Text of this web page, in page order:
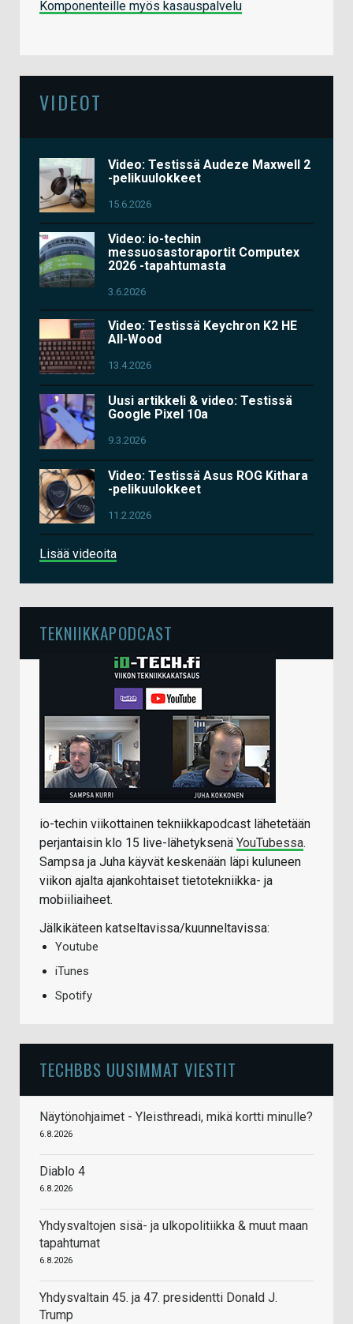
Komponenteille myös kasauspalvelu
VIDEOT
Video: Testissä Audeze Maxwell 2
-pelikuulokkeet
15.6.2026
Video: io-techin
messuosastoraportit Computex
2026 -tapahtumasta
3.6.2026
Video: Testissä Keychron K2 HE
All-Wood
13.4.2026
Uusi artikkeli & video: Testissä
Google Pixel 10a
9.3.2026
Video: Testissä Asus ROG Kithara
-pelikuulokkeet
11.2.2026
Lisää videoita
TEKNIIKKAPODCAST
io-techin viikottainen tekniikkapodcast lähetetään
perjantaisin klo 15 live-lähetyksenä YouTubessa.
Sampsa ja Juha käyvät keskenään läpi kuluneen
viikon ajalta ajankohtaiset tietotekniikka- ja
mobiiliaiheet.
Jälkikäteen katseltavissa/kuunneltavissa:
Youtube
iTunes
Spotify
TECHBBS UUSIMMAT VIESTIT
Näytönohjaimet - Yleisthreadi, mikä kortti minulle?
6.8.2026
Diablo 4
6.8.2026
Yhdysvaltojen sisä- ja ulkopolitiikka & muut maan
tapahtumat
6.8.2026
Yhdysvaltain 45. ja 47. presidentti Donald J.
Trump